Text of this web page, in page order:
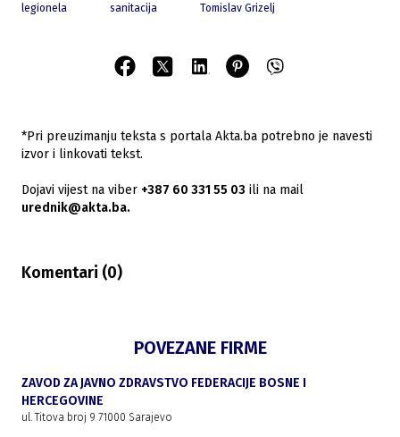
legionela sanitacija Tomislav Grizelj
*Pri preuzimanju teksta s portala Akta.ba potrebno je navesti
izvor i linkovati tekst.
Dojavi vijest na viber +387 60 331 55 03 ili na mail
urednik@akta.ba.
Komentari (0)
POVEZANE FIRME
ZAVOD ZA JAVNO ZDRAVSTVO FEDERACIJE BOSNE I
HERCEGOVINE
ul. Titova broj 9 71000 Sarajevo